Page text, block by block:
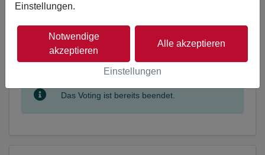
Einstellungen.
Notwendige
akzeptieren
Alle akzeptieren
Einstellungen
Projekt unterstützen
Das Voting ist bereits beendet.